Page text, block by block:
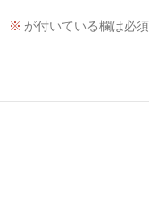
※ が付いている欄は必須